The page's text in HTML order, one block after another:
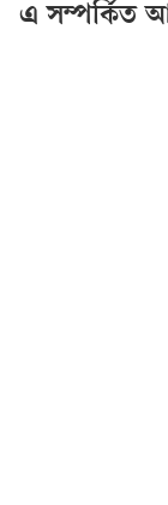
এ সম্পর্কিত